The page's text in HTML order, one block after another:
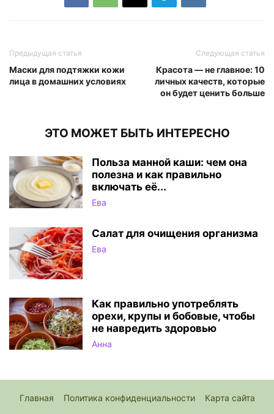
Предыдущая статья
Маски для подтяжки кожи
лица в домашних условиях
Следующая статья
Красота — не главное: 10
личных качеств, которые
он будет ценить больше
ЭТО МОЖЕТ БЫТЬ ИНТЕРЕСНО
Польза манной каши: чем она
полезна и как правильно
включать её...
Ева
Салат для очищения организма
Ева
Как правильно употреблять
орехи, крупы и бобовые, чтобы
не навредить здоровью
Анна
Главная Политика конфиденциальности Карта сайта